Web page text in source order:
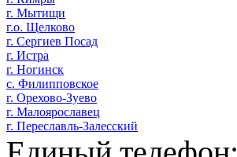
г. Мытищи
г.о. Щелково
г. Сергиев Посад
г. Истра
г. Ногинск
с. Филипповское
г. Орехово-Зуево
г. Малоярославец
г. Переславль-Залесский